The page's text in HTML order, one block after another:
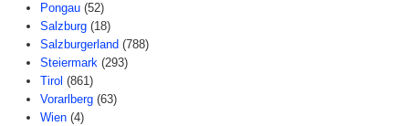
Pongau (52)
Salzburg (18)
Salzburgerland (788)
Steiermark (293)
Tirol (861)
Vorarlberg (63)
Wien (4)